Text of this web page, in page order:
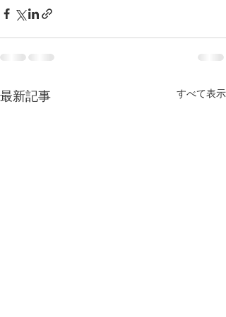
最新記事 すべて表示